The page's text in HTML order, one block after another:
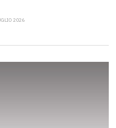
2026